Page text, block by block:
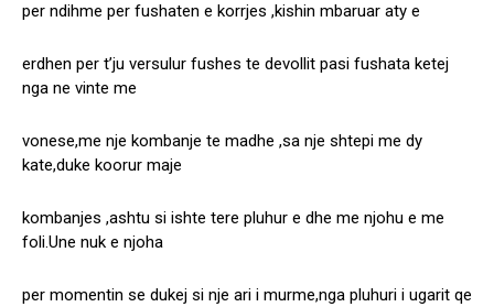
per ndihme per fushaten e korrjes ,kishin mbaruar aty e
erdhen per t’ju versulur fushes te devollit pasi fushata ketej
nga ne vinte me
vonese,me nje kombanje te madhe ,sa nje shtepi me dy
kate,duke koorur maje
kombanjes ,ashtu si ishte tere pluhur e dhe me njohu e me
foli.Une nuk e njoha
per momentin se dukej si nje ari i murme,nga pluhuri i ugarit qe